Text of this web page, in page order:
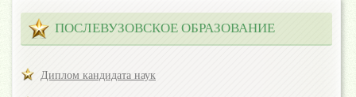
ПОСЛЕВУЗОВСКОЕ ОБРАЗОВАНИЕ
Диплом кандидата наук